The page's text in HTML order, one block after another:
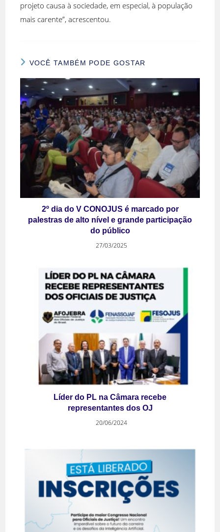
projeto causa à sociedade, em especial, à população
mais carente”, acrescentou.
VOCÊ TAMBÉM PODE GOSTAR
2º dia do V CONOJUS é marcado por
palestras de alto nível e grande participação
do público
27/03/2025
Líder do PL na Câmara recebe
representantes dos OJ
20/06/2024